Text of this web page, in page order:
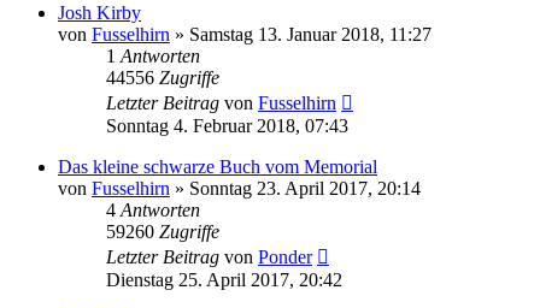
Josh Kirby
von Fusselhirn » Samstag 13. Januar 2018, 11:27
1 Antworten
44556 Zugriffe
Letzter Beitrag von Fusselhirn
Sonntag 4. Februar 2018, 07:43
Das kleine schwarze Buch vom Memorial
von Fusselhirn » Sonntag 23. April 2017, 20:14
4 Antworten
59260 Zugriffe
Letzter Beitrag von Ponder
Dienstag 25. April 2017, 20:42